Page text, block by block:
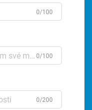
0/100
0/100
0/200